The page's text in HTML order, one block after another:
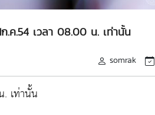
ค.54 เวลา 08.00 น. เท่านั้น
somrak
เท่านั้น